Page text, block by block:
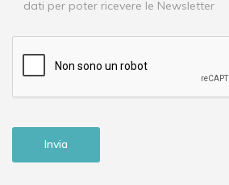
dati per poter ricevere le Newsletter